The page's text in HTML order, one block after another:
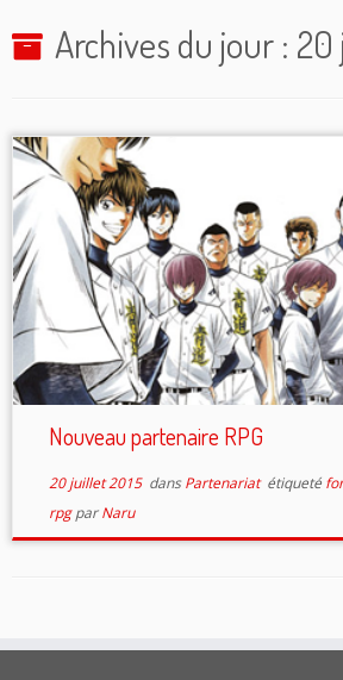
Archives du jour : 20
Nouveau partenaire RPG
20 juillet 2015dansPartenariat étiqueté
rpgparNaru